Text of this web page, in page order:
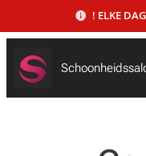
! ELKE DAG